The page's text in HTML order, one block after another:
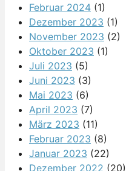
Februar 2024 (1)
Dezember 2023 (1)
November 2023 (2)
Oktober 2023 (1)
Juli 2023 (5)
Juni 2023 (3)
Mai 2023 (6)
April 2023 (7)
März 2023 (11)
Februar 2023 (8)
Januar 2023 (22)
Dezember 2022 (20)